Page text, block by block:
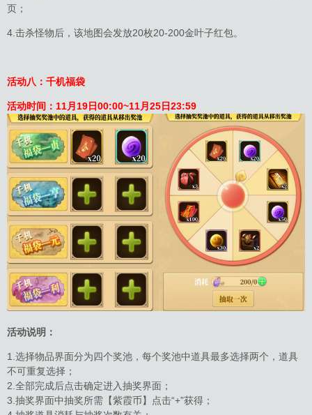
页；
4.击杀怪物后，该地图会发放20枚20-200金叶子红包。
活动八：千机福袋
活动时间： 11月19日00:00~11月25日23:59
活动说明：
1.选择物品界面分为四个奖池，每个奖池中道具最多选择两个，道具
不可重复选择；
2.全部完成后点击确定进入抽奖界面；
3.抽奖界面中抽奖所需【紫霞币】点击“+”获得；